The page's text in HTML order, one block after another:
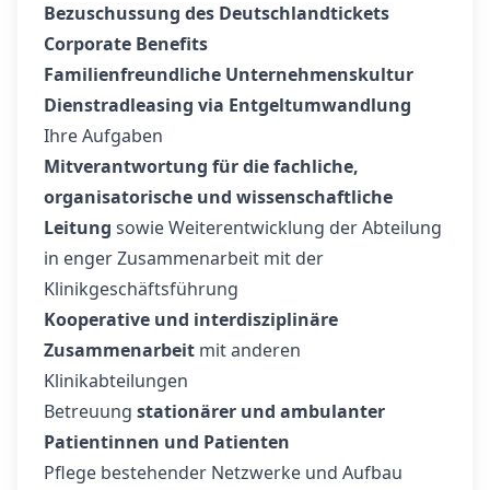
Bezuschussung des Deutschlandtickets
Corporate Benefits
Familienfreundliche Unternehmenskultur
Dienstradleasing via Entgeltumwandlung
Ihre Aufgaben
Mitverantwortung für die fachliche,
organisatorische und wissenschaftliche
Leitung sowie Weiterentwicklung der Abteilung
in enger Zusammenarbeit mit der
Klinikgeschäftsführung
Kooperative und interdisziplinäre
Zusammenarbeit mit anderen
Klinikabteilungen
Betreuung stationärer und ambulanter
Patientinnen und Patienten
Pflege bestehender Netzwerke und Aufbau